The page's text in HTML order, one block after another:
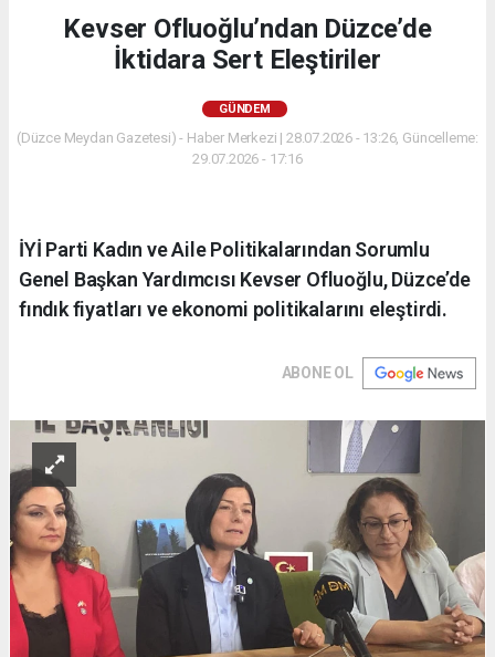
Kevser Ofluoğlu’ndan Düzce’de
İktidara Sert Eleştiriler
GÜNDEM
(Düzce Meydan Gazetesi) - Haber Merkezi | 28.07.2026 - 13:26, Güncelleme:
29.07.2026 - 17:16
İYİ Parti Kadın ve Aile Politikalarından Sorumlu
Genel Başkan Yardımcısı Kevser Ofluoğlu, Düzce’de
fındık fiyatları ve ekonomi politikalarını eleştirdi.
ABONE OL